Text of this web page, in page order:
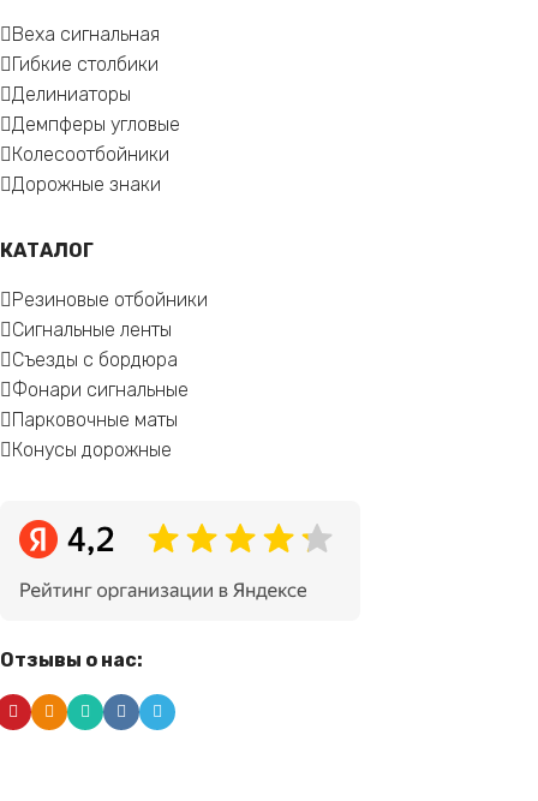
Веха сигнальная
Гибкие столбики
Делиниаторы
Демпферы угловые
Колесоотбойники
Дорожные знаки
КАТАЛОГ
Резиновые отбойники
Сигнальные ленты
Съезды с бордюра
Фонари сигнальные
Парковочные маты
Конусы дорожные
Отзывы о нас: